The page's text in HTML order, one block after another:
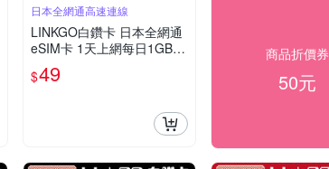
日本全網通高速連線
LINKGO白鑽卡 日本全網通
eSIM卡 1天上網每日1GB
多電信(日本網卡 東京 大阪
福岡 北海道 沖繩)
$49
商品折價券
50元